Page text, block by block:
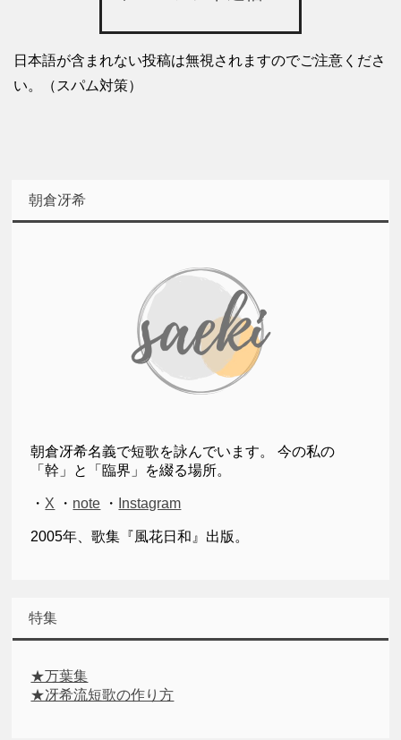
日本語が含まれない投稿は無視されますのでご注意くださ
い。（スパム対策）
朝倉冴希
朝倉冴希名義で短歌を詠んでいます。 今の私の
「幹」と「臨界」を綴る場所。
・ X ・ note ・ Instagram
2005年、歌集『風花日和』出版。
特集
★万葉集
★冴希流短歌の作り方